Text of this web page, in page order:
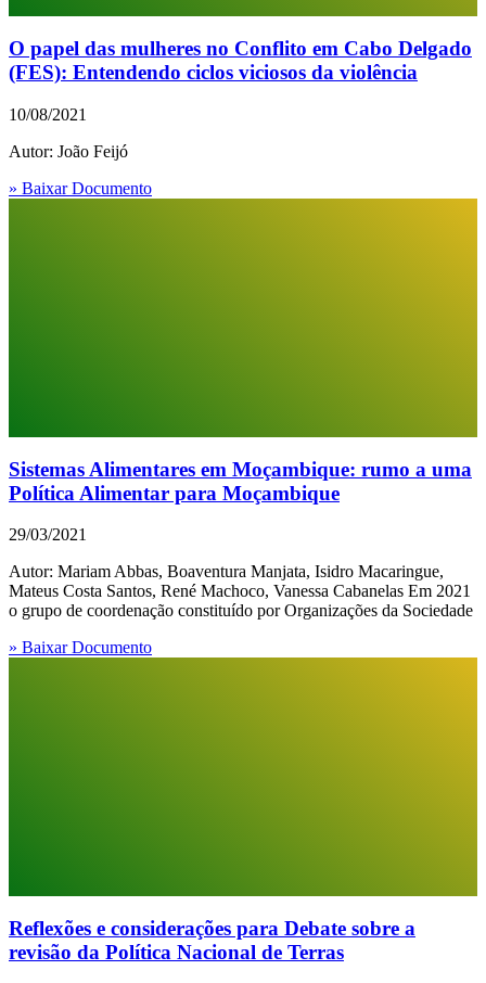
O papel das mulheres no Conflito em Cabo Delgado
(FES): Entendendo ciclos viciosos da violência
10/08/2021
Autor: João Feijó
» Baixar Documento
Sistemas Alimentares em Moçambique: rumo a uma
Política Alimentar para Moçambique
29/03/2021
Autor: Mariam Abbas, Boaventura Manjata, Isidro Macaringue,
Mateus Costa Santos, René Machoco, Vanessa Cabanelas Em 2021
o grupo de coordenação constituído por Organizações da Sociedade
» Baixar Documento
Reflexões e considerações para Debate sobre a
revisão da Política Nacional de Terras